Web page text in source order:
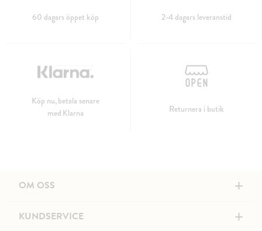
60 dagars öppet köp 2-4 dagars leveranstid
Köp nu, betala senare
med Klarna
Returnera i butik
OM OSS +
KUNDSERVICE +